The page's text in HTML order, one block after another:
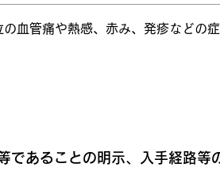
血管痛や熱感、赤み、発疹などの
であることの明示、入手経路等